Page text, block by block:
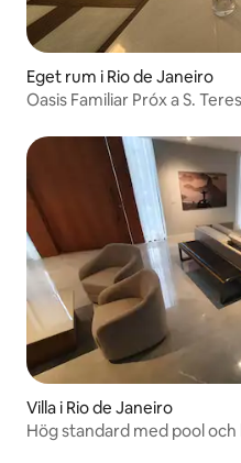
Eget rum i Rio de Janeiro
Oasis Familiar Próx a S.
Villa i Rio de Janeiro
Hög standard med pool och